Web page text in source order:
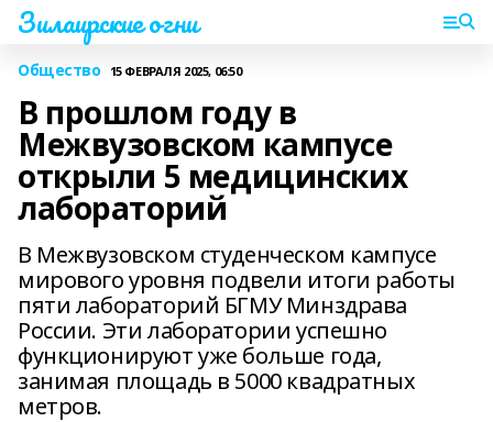
Зилаирские огни
Общество 15 ФЕВРАЛЯ 2025, 06:50
В прошлом году в
Межвузовском кампусе
открыли 5 медицинских
лабораторий
В Межвузовском студенческом кампусе
мирового уровня подвели итоги работы
пяти лабораторий БГМУ Минздрава
России. Эти лаборатории успешно
функционируют уже больше года,
занимая площадь в 5000 квадратных
метров.